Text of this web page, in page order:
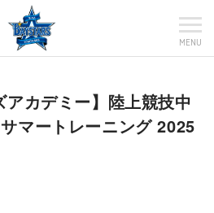
MENU
アカデミー】陸上競技中
マートレーニング 2025